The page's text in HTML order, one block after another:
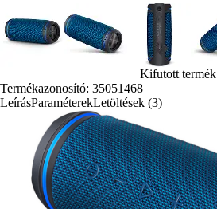
Kifutott termék
Termékazonosító: 35051468
LeírásParaméterekLetöltések (3)